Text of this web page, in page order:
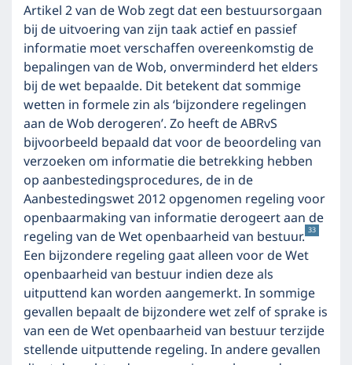
Artikel 2 van de Wob zegt dat een bestuursorgaan
bij de uitvoering van zijn taak actief en passief
informatie moet verschaffen overeenkomstig de
bepalingen van de Wob, onverminderd het elders
bij de wet bepaalde. Dit betekent dat sommige
wetten in formele zin als ‘bijzondere regelingen
aan de Wob derogeren’. Zo heeft de ABRvS
bijvoorbeeld bepaald dat voor de beoordeling van
verzoeken om informatie die betrekking hebben
op aanbestedingsprocedures, de in de
Aanbestedingswet 2012 opgenomen regeling voor
openbaarmaking van informatie derogeert aan de
regeling van de Wet openbaarheid van bestuur. 33
Een bijzondere regeling gaat alleen voor de Wet
openbaarheid van bestuur indien deze als
uitputtend kan worden aangemerkt. In sommige
gevallen bepaalt de bijzondere wet zelf of sprake is
van een de Wet openbaarheid van bestuur terzijde
stellende uitputtende regeling. In andere gevallen